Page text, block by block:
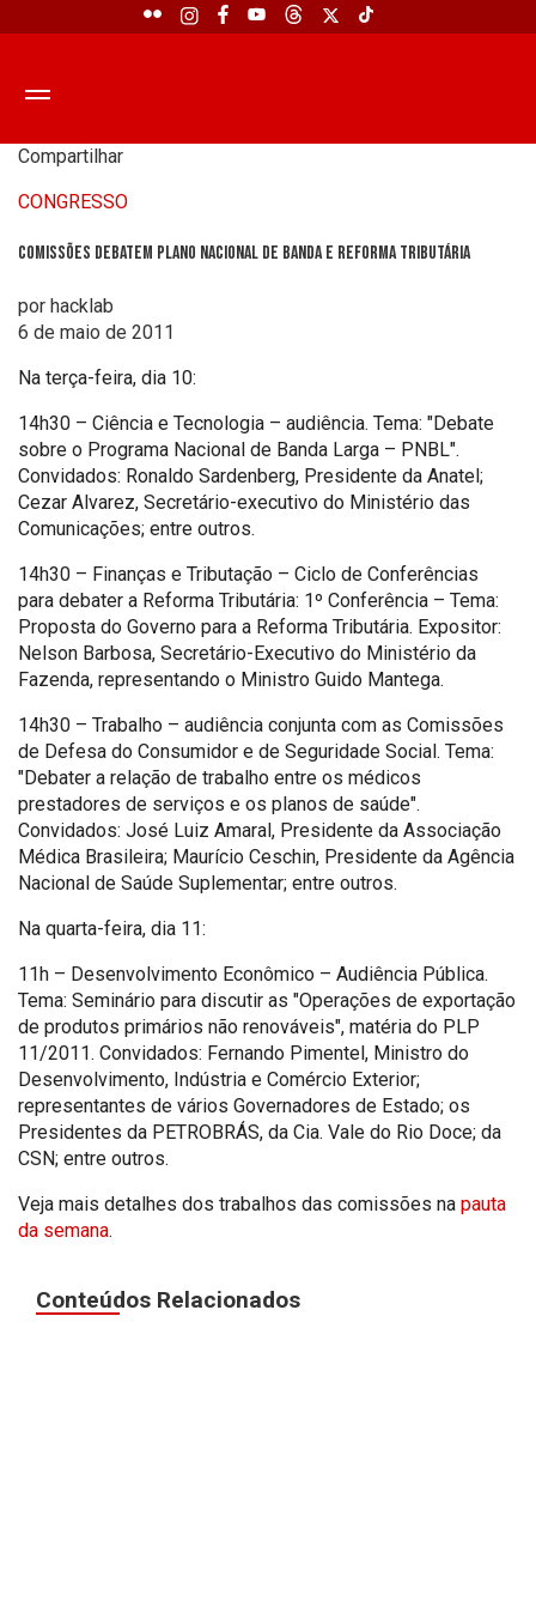
Compartilhar
CONGRESSO
Comissões debatem Plano Nacional de Banda e reforma tributária
por hacklab
6 de maio de 2011
Na terça-feira, dia 10:
14h30 – Ciência e Tecnologia – audiência. Tema: "Debate
sobre o Programa Nacional de Banda Larga – PNBL".
Convidados: Ronaldo Sardenberg, Presidente da Anatel;
Cezar Alvarez, Secretário-executivo do Ministério das
Comunicações; entre outros.
14h30 – Finanças e Tributação – Ciclo de Conferências
para debater a Reforma Tributária: 1º Conferência – Tema:
Proposta do Governo para a Reforma Tributária. Expositor:
Nelson Barbosa, Secretário-Executivo do Ministério da
Fazenda, representando o Ministro Guido Mantega.
14h30 – Trabalho – audiência conjunta com as Comissões
de Defesa do Consumidor e de Seguridade Social. Tema:
"Debater a relação de trabalho entre os médicos
prestadores de serviços e os planos de saúde".
Convidados: José Luiz Amaral, Presidente da Associação
Médica Brasileira; Maurício Ceschin, Presidente da Agência
Nacional de Saúde Suplementar; entre outros.
Na quarta-feira, dia 11:
11h – Desenvolvimento Econômico – Audiência Pública.
Tema: Seminário para discutir as "Operações de exportação
de produtos primários não renováveis", matéria do PLP
11/2011. Convidados: Fernando Pimentel, Ministro do
Desenvolvimento, Indústria e Comércio Exterior;
representantes de vários Governadores de Estado; os
Presidentes da PETROBRÁS, da Cia. Vale do Rio Doce; da
CSN; entre outros.
Veja mais detalhes dos trabalhos das comissões na pauta
da semana.
Conteúdos Relacionados